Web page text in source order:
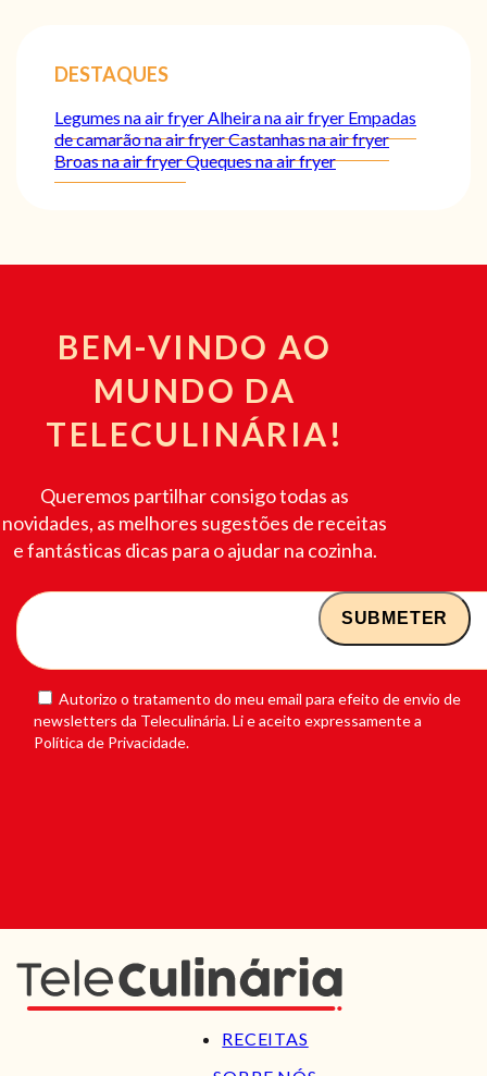
DESTAQUES
Legumes na air fryerAlheira na air fryer Empadas
de camarão na air fryerCastanhas na air fryer
Broas na air fryerQueques na air fryer
BEM-VINDO AO
MUNDO DA
TELECULINÁRIA!
Queremos partilhar consigo todas as
novidades, as melhores sugestões de receitas
e fantásticas dicas para o ajudar na cozinha.
Autorizo o tratamento do meu email para efeito de envio de
newsletters da Teleculinária. Li e aceito expressamente a
Política de Privacidade.
RECEITAS